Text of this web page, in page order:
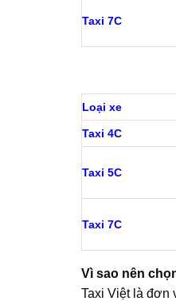
Taxi 7C
Loại xe
Taxi 4C
Taxi 5C
Taxi 7C
Vì sao nên
Taxi Việt là đơn